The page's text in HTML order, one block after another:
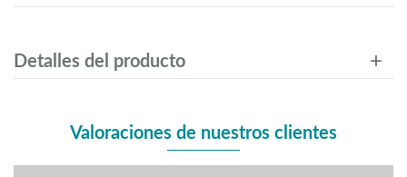
Detalles del producto
Valoraciones de nuestros clientes